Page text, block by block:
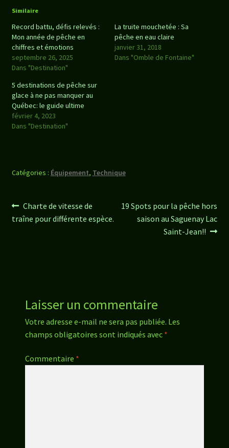
Similaire
Record battu, défis relevés :
Mon année de pêche en
chiffres et émotions
septembre 26, 2025
Dans "Destination"
La truite mouchetée : Sa
pêche en eau claire
janvier 31, 2018
Dans "Omble de Fontaine"
5 destinations de pêche sur
glace à ne pas manquer au
Québec: le guide ultime
février 4, 2023
Dans "Destination"
Catégories : Équipement, Technique
Navigation
de
Article
précédent :
Charte de vitesse de
traîne pour différente espèce.
Article
suivant :
19 Spots pour la pêche hors
saison au Saguenay Lac
Saint-Jean!!
Laisser un commentaire
Votre adresse e-mail ne sera pas publiée. Les
champs obligatoires sont indiqués avec *
Commentaire *